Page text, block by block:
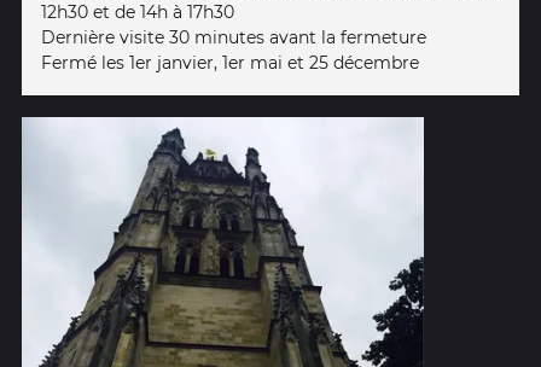
12h30 et de 14h à 17h30
Dernière visite 30 minutes avant la fermeture
Fermé les 1er janvier, 1er mai et 25 décembre